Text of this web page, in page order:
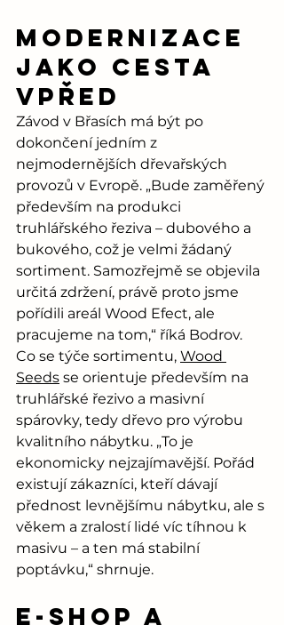
Modernizace
jako cesta
vpřed
Závod v Břasích má být po
dokončení jedním z
nejmodernějších dřevařských
provozů v Evropě. „Bude zaměřený
především na produkci
truhlářského řeziva – dubového a
bukového, což je velmi žádaný
sortiment. Samozřejmě se objevila
určitá zdržení, právě proto jsme
pořídili areál Wood Efect, ale
pracujeme na tom,“ říká Bodrov.
Co se týče sortimentu, Wood
Seeds se orientuje především na
truhlářské řezivo a masivní
spárovky, tedy dřevo pro výrobu
kvalitního nábytku. „To je
ekonomicky nejzajímavější. Pořád
existují zákazníci, kteří dávají
přednost levnějšímu nábytku, ale s
věkem a zralostí lidé víc tíhnou k
masivu – a ten má stabilní
poptávku,“ shrnuje.
E-shop a